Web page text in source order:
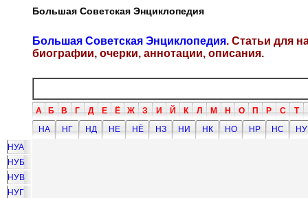
Большая Советская Энциклопедия
Большая Советская Энциклопедия. Статьи для
биографии, очерки, аннотации, описания.
А Б В Г Д Е Ё Ж З И Й К Л М Н О П Р С Т
НА
НГ НД НЕ НЁ НЗ НИ НК НО НР НС
НУ
НУА
НУБ
НУВ
НУГ